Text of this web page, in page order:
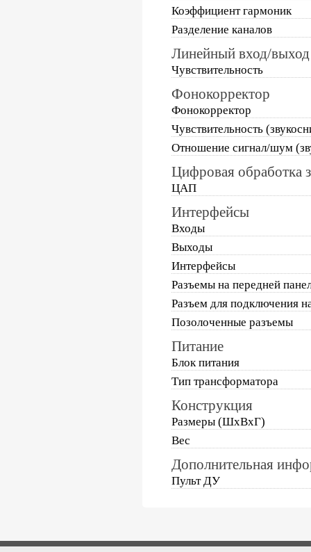
Коэффициент гармоник
Разделение каналов
Линейный вход/выход
Чувствительность
Фонокорректор
Фонокорректор
Чувствительность
Отношение сигнал/шум
Цифровая обработка
ЦАП
Интерфейсы
Входы
Выходы
Интерфейсы
Разъемы на передней
Разъем для подключения
Позолоченные разъемы
Питание
Блок питания
Тип трансформатора
Конструкция
Размеры (ШхВхГ)
Вес
Дополнительная
Пульт ДУ